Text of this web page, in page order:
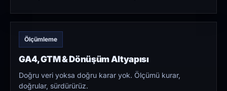
Ölçümleme
GA4, GTM & Dönüşüm Altyapısı
Doğru veri yoksa doğru karar yok. Ölçümü kurar,
doğrular, sürdürürüz.